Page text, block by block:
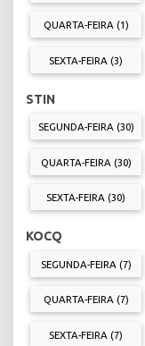
QUARTA-FEIRA (1)
SEXTA-FEIRA (3)
STIN
SEGUNDA-FEIRA (30)
QUARTA-FEIRA (30)
SEXTA-FEIRA (30)
KOCQ
SEGUNDA-FEIRA (7)
QUARTA-FEIRA (7)
SEXTA-FEIRA (7)